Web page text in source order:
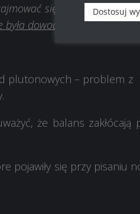
się czołgami w tym
była dowodzona przez
plutonowych – problem
że balans
pojawiły się przy pisaniu
Dostosuj